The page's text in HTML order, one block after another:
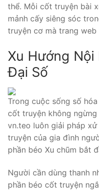
thể. Mỗi cốt truyện bài
mảnh cấy siêng sóc
truyện cơ mà trang web
Xu Hướng
Đại Số
Trong cuộc sống số
cốt truyện không
vn.teo luôn giải pháp
truyện của gia đình
phần béo Xu chũm bắt
Người cần dùng thanh
phần béo cốt truyện